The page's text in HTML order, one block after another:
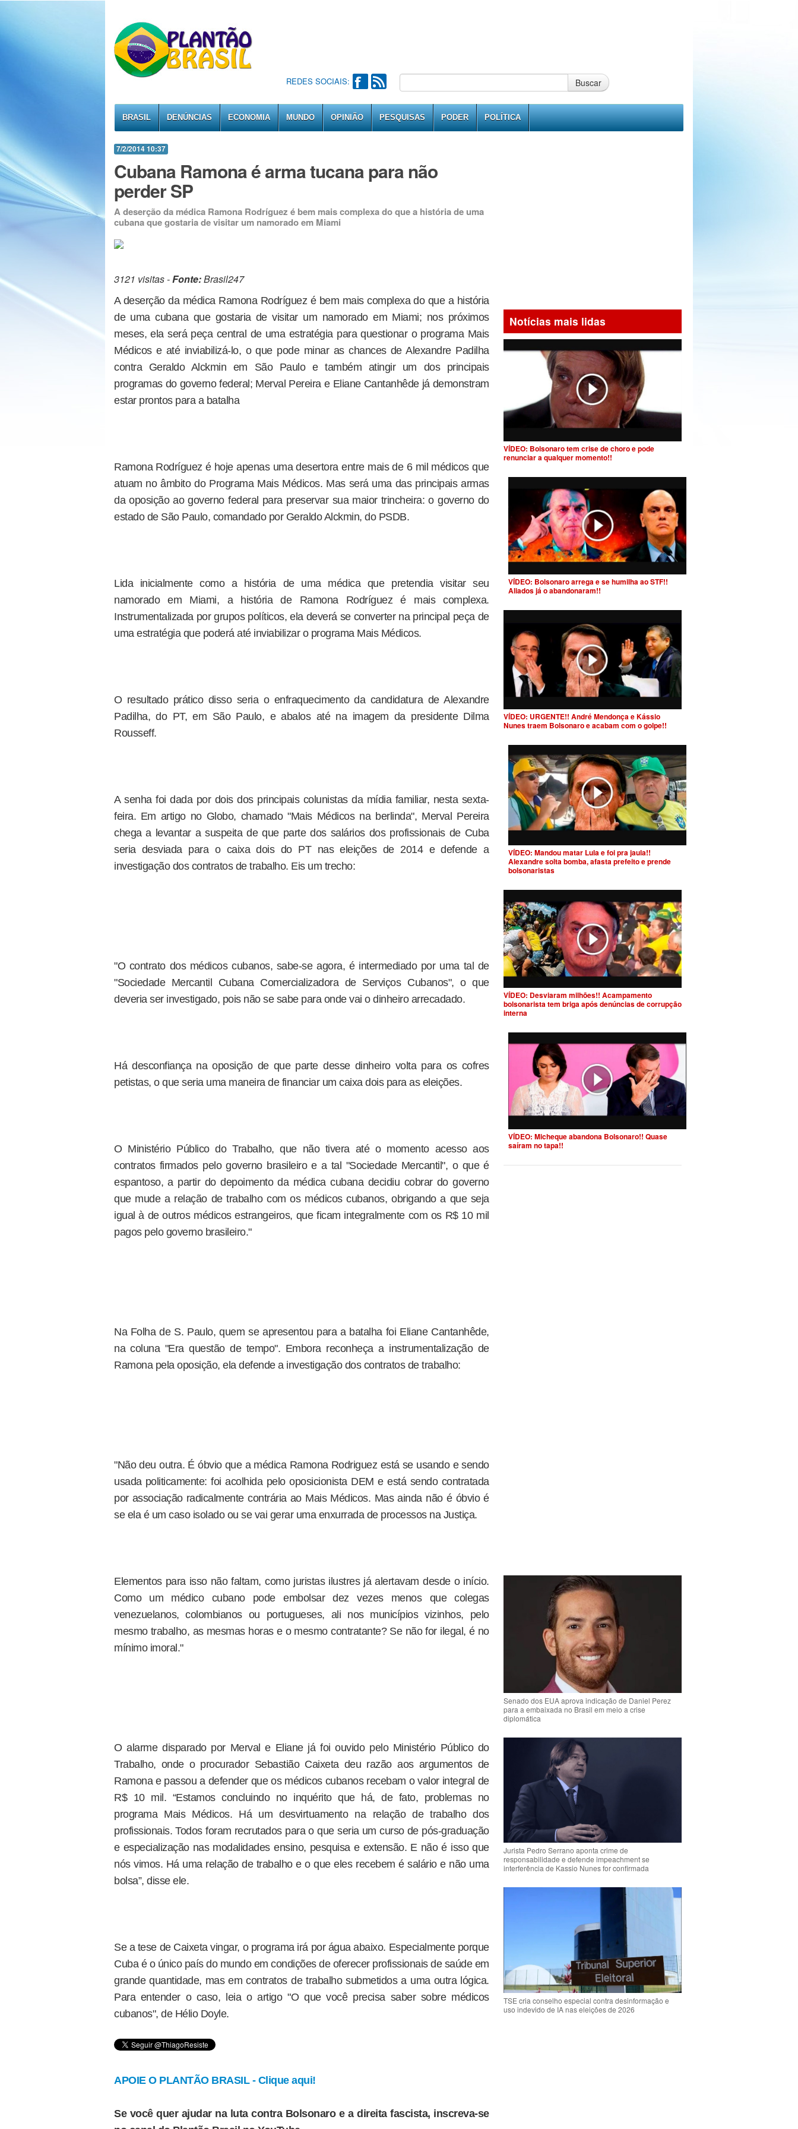
REDES SOCIAIS: Buscar
BRASIL DENÚNCIAS ECONOMIA MUNDO OPINIÃO PESQUISAS PODER POLÍTICA
7/2/2014 10:37
Cubana Ramona é arma tucana para não
perder SP
A deserção da médica Ramona Rodríguez é bem mais complexa do que a história de uma
cubana que gostaria de visitar um namorado em Miami
3121 visitas -Fonte:Brasil247
A deserção da médica Ramona Rodríguez é bem mais complexa do que a história
de uma cubana que gostaria de visitar um namorado em Miami; nos próximos
meses, ela será peça central de uma estratégia para questionar o programa Mais
Médicos e até inviabilizá-lo, o que pode minar as chances de Alexandre Padilha
contra Geraldo Alckmin em São Paulo e também atingir um dos principais
programas do governo federal; Merval Pereira e Eliane Cantanhêde já demonstram
estar prontos para a batalha
Ramona Rodríguez é hoje apenas uma desertora entre mais de 6 mil médicos que
atuam no âmbito do Programa Mais Médicos. Mas será uma das principais armas
da oposição ao governo federal para preservar sua maior trincheira: o governo do
estado de São Paulo, comandado por Geraldo Alckmin, do PSDB.
Lida inicialmente como a história de uma médica que pretendia visitar seu
namorado em Miami, a história de Ramona Rodríguez é mais complexa.
Instrumentalizada por grupos políticos, ela deverá se converter na principal peça de
uma estratégia que poderá até inviabilizar o programa Mais Médicos.
O resultado prático disso seria o enfraquecimento da candidatura de Alexandre
Padilha, do PT, em São Paulo, e abalos até na imagem da presidente Dilma
Rousseff.
A senha foi dada por dois dos principais colunistas da mídia familiar, nesta sexta-
feira. Em artigo no Globo, chamado "Mais Médicos na berlinda", Merval Pereira
chega a levantar a suspeita de que parte dos salários dos profissionais de Cuba
seria desviada para o caixa dois do PT nas eleições de 2014 e defende a
investigação dos contratos de trabalho. Eis um trecho:
"O contrato dos médicos cubanos, sabe-se agora, é intermediado por uma tal de
"Sociedade Mercantil Cubana Comercializadora de Serviços Cubanos", o que
deveria ser investigado, pois não se sabe para onde vai o dinheiro arrecadado.
Há desconfiança na oposição de que parte desse dinheiro volta para os cofres
petistas, o que seria uma maneira de financiar um caixa dois para as eleições.
O Ministério Público do Trabalho, que não tivera até o momento acesso aos
contratos firmados pelo governo brasileiro e a tal "Sociedade Mercantil", o que é
espantoso, a partir do depoimento da médica cubana decidiu cobrar do governo
que mude a relação de trabalho com os médicos cubanos, obrigando a que seja
igual à de outros médicos estrangeiros, que ficam integralmente com os R$ 10 mil
pagos pelo governo brasileiro."
Na Folha de S. Paulo, quem se apresentou para a batalha foi Eliane Cantanhêde,
na coluna "Era questão de tempo". Embora reconheça a instrumentalização de
Ramona pela oposição, ela defende a investigação dos contratos de trabalho:
"Não deu outra. É óbvio que a médica Ramona Rodriguez está se usando e sendo
usada politicamente: foi acolhida pelo oposicionista DEM e está sendo contratada
por associação radicalmente contrária ao Mais Médicos. Mas ainda não é óbvio é
se ela é um caso isolado ou se vai gerar uma enxurrada de processos na Justiça.
Elementos para isso não faltam, como juristas ilustres já alertavam desde o início.
Como um médico cubano pode embolsar dez vezes menos que colegas
venezuelanos, colombianos ou portugueses, ali nos municípios vizinhos, pelo
mesmo trabalho, as mesmas horas e o mesmo contratante? Se não for ilegal, é no
mínimo imoral."
O alarme disparado por Merval e Eliane já foi ouvido pelo Ministério Público do
Trabalho, onde o procurador Sebastião Caixeta deu razão aos argumentos de
Ramona e passou a defender que os médicos cubanos recebam o valor integral de
R$ 10 mil. “Estamos concluindo no inquérito que há, de fato, problemas no
programa Mais Médicos. Há um desvirtuamento na relação de trabalho dos
profissionais. Todos foram recrutados para o que seria um curso de pós-graduação
e especialização nas modalidades ensino, pesquisa e extensão. E não é isso que
nós vimos. Há uma relação de trabalho e o que eles recebem é salário e não uma
bolsa”, disse ele.
Se a tese de Caixeta vingar, o programa irá por água abaixo. Especialmente porque
Cuba é o único país do mundo em condições de oferecer profissionais de saúde em
grande quantidade, mas em contratos de trabalho submetidos a uma outra lógica.
Para entender o caso, leia o artigo "O que você precisa saber sobre médicos
cubanos", de Hélio Doyle.
APOIE O PLANTÃO BRASIL - Clique aqui!
Se você quer ajudar na luta contra Bolsonaro e a direita fascista, inscreva-se
Notícias mais lidas
VÍDEO: Bolsonaro tem crise de choro e pode
renunciar a qualquer momento!!
VÍDEO: Bolsonaro arrega e se humilha ao STF!!
Aliados já o abandonaram!!
VÍDEO: URGENTE!! André Mendonça e Kássio
Nunes traem Bolsonaro e acabam com o golpe!!
VÍDEO: Mandou matar Lula e foi pra jaula!!
Alexandre solta bomba, afasta prefeito e prende
bolsonaristas
VÍDEO: Desviaram milhões!! Acampamento
bolsonarista tem briga após denúncias de corrupção
interna
VÍDEO: Micheque abandona Bolsonaro!! Quase
saíram no tapa!!
Senado dos EUA aprova indicação de Daniel Perez
para a embaixada no Brasil em meio a crise
diplomática
Jurista Pedro Serrano aponta crime de
responsabilidade e defende impeachment se
interferência de Kassio Nunes for confirmada
TSE cria conselho especial contra desinformação e
uso indevido de IA nas eleições de 2026